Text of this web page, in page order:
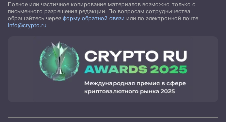
Полное или частичное копирование материалов возможно только с
письменного разрешения редакции. По вопросам сотрудничества
обращайтесь через форму обратной связи или по электронной почте
info@crypto.ru